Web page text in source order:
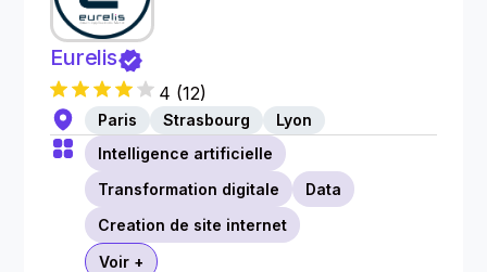
Eurelis
4 (12)
Paris Strasbourg
Lyon
Intelligence artificielle
Transformation digitale
Data
Creation de site internet
Voir +